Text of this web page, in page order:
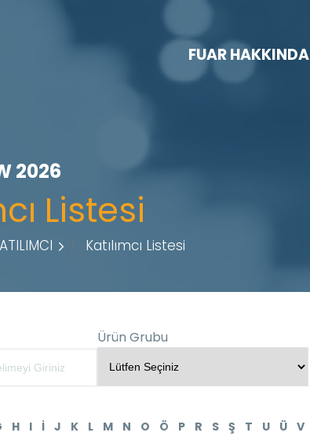
FUAR HAKKINDA
2026
Listesi
Katılımcı Listesi
Ürün Grubu
H I İ J K L M N O Ö P R S Ş T U Ü V